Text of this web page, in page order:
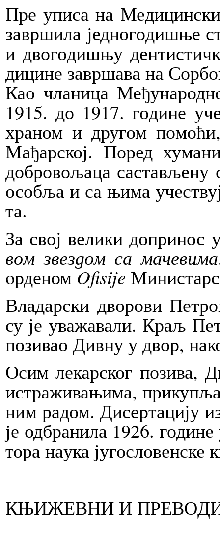
Пре упи­са на
за­вр­ши­ла јед­но­го­ди­шње
и дво­го­ди­шњу
ди­ци­не за­вр­ша­ва на
Као чла­ни­ца
1915. до 1917. го­ди­не
хра­ном и дру­гом
Ма­ђар­ској. По­ред
добровољаца са­ста­вље­ну
осо­бља и са њи­ма
та.
За свој ве­ли­ки до­при­нос
вом зве­здом са ма­че­ви­ма
oрденомOfi­si­je
Вла­дар­ски дво­ро­ви
су је ува­жа­ва­ли. Краљ
по­зи­вао Див­ну у двор,
Осим ле­кар­ског по­зи­ва,
ис­тра­жи­ва­њи­ма,
ним ра­дом. Ди­сер­та­ци­ју
је од­бра­ни­ла 1926.
то­ра на­у­ка
КЊИ­ЖЕВ­НИ И